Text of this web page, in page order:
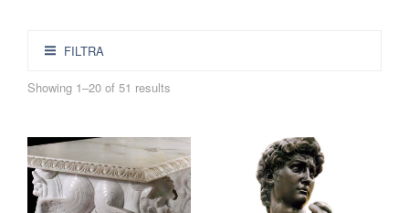
FILTRA
Showing 1–20 of 51 results